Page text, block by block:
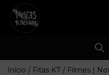
Início / Fitas K7 / Filmes |